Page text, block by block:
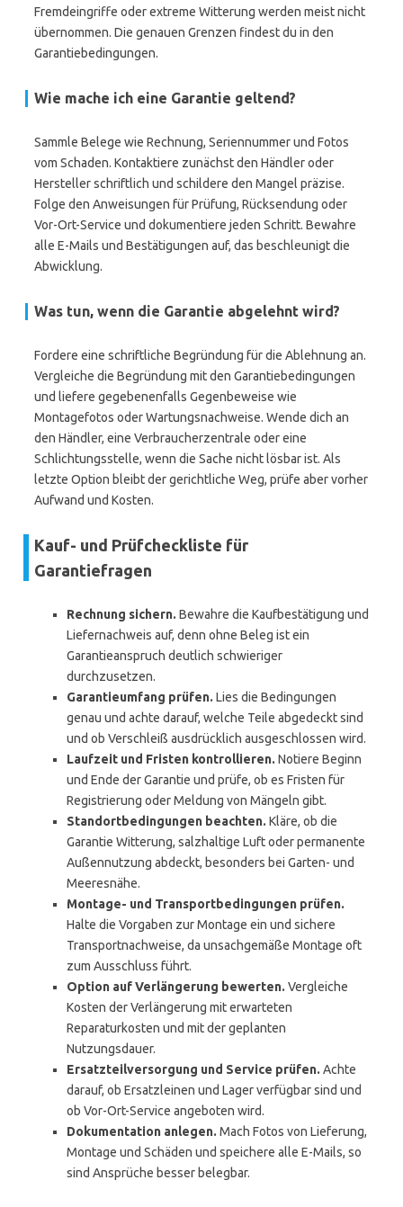
Fremdeingriffe oder extreme Witterung werden meist nicht
übernommen. Die genauen Grenzen findest du in den
Garantiebedingungen.
Wie mache ich eine Garantie geltend?
Sammle Belege wie Rechnung, Seriennummer und Fotos
vom Schaden. Kontaktiere zunächst den Händler oder
Hersteller schriftlich und schildere den Mangel präzise.
Folge den Anweisungen für Prüfung, Rücksendung oder
Vor-Ort-Service und dokumentiere jeden Schritt. Bewahre
alle E-Mails und Bestätigungen auf, das beschleunigt die
Abwicklung.
Was tun, wenn die Garantie abgelehnt wird?
Fordere eine schriftliche Begründung für die Ablehnung an.
Vergleiche die Begründung mit den Garantiebedingungen
und liefere gegebenenfalls Gegenbeweise wie
Montagefotos oder Wartungsnachweise. Wende dich an
den Händler, eine Verbraucherzentrale oder eine
Schlichtungsstelle, wenn die Sache nicht lösbar ist. Als
letzte Option bleibt der gerichtliche Weg, prüfe aber vorher
Aufwand und Kosten.
Kauf- und Prüfcheckliste für
Garantiefragen
Rechnung sichern. Bewahre die Kaufbestätigung und
Liefernachweis auf, denn ohne Beleg ist ein
Garantieanspruch deutlich schwieriger
durchzusetzen.
Garantieumfang prüfen. Lies die Bedingungen
genau und achte darauf, welche Teile abgedeckt sind
und ob Verschleiß ausdrücklich ausgeschlossen wird.
Laufzeit und Fristen kontrollieren. Notiere Beginn
und Ende der Garantie und prüfe, ob es Fristen für
Registrierung oder Meldung von Mängeln gibt.
Standortbedingungen beachten. Kläre, ob die
Garantie Witterung, salzhaltige Luft oder permanente
Außennutzung abdeckt, besonders bei Garten- und
Meeresnähe.
Montage- und Transportbedingungen prüfen.
Halte die Vorgaben zur Montage ein und sichere
Transportnachweise, da unsachgemäße Montage oft
zum Ausschluss führt.
Option auf Verlängerung bewerten. Vergleiche
Kosten der Verlängerung mit erwarteten
Reparaturkosten und mit der geplanten
Nutzungsdauer.
Ersatzteilversorgung und Service prüfen. Achte
darauf, ob Ersatzleinen und Lager verfügbar sind und
ob Vor-Ort-Service angeboten wird.
Dokumentation anlegen. Mach Fotos von Lieferung,
Montage und Schäden und speichere alle E-Mails, so
sind Ansprüche besser belegbar.